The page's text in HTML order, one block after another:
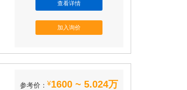
查看详情
加入询价
参考价： ¥1600 ~ 5.024万